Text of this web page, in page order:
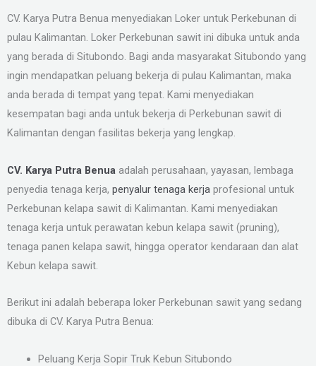
CV. Karya Putra Benua menyediakan Loker untuk Perkebunan di
pulau Kalimantan. Loker Perkebunan sawit ini dibuka untuk anda
yang berada di Situbondo. Bagi anda masyarakat Situbondo yang
ingin mendapatkan peluang bekerja di pulau Kalimantan, maka
anda berada di tempat yang tepat. Kami menyediakan
kesempatan bagi anda untuk bekerja di Perkebunan sawit di
Kalimantan dengan fasilitas bekerja yang lengkap.
CV. Karya Putra Benua adalah perusahaan, yayasan, lembaga
penyedia tenaga kerja, penyalur tenaga kerja profesional untuk
Perkebunan kelapa sawit di Kalimantan. Kami menyediakan
tenaga kerja untuk perawatan kebun kelapa sawit (pruning),
tenaga panen kelapa sawit, hingga operator kendaraan dan alat
Kebun kelapa sawit.
Berikut ini adalah beberapa loker Perkebunan sawit yang sedang
dibuka di CV. Karya Putra Benua:
Peluang Kerja Sopir Truk Kebun Situbondo